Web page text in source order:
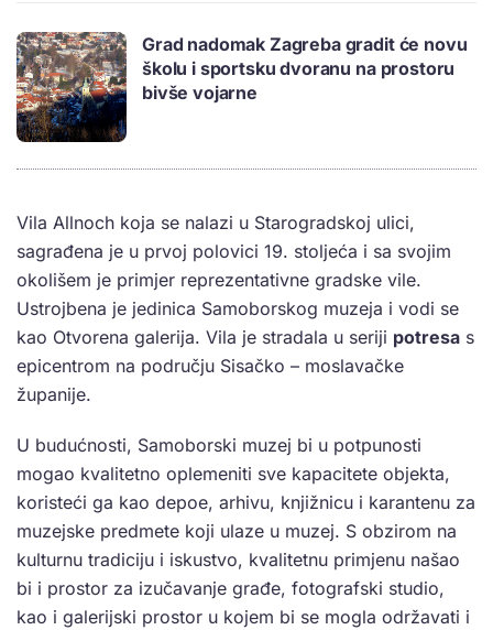
Grad nadomak Zagreba gradit će novu
školu i sportsku dvoranu na prostoru
bivše vojarne
Vila Allnoch koja se nalazi u Starogradskoj ulici,
sagrađena je u prvoj polovici 19. stoljeća i sa svojim
okolišem je primjer reprezentativne gradske vile.
Ustrojbena je jedinica Samoborskog muzeja i vodi se
kao Otvorena galerija. Vila je stradala u seriji potresa s
epicentrom na području Sisačko – moslavačke
županije.
U budućnosti, Samoborski muzej bi u potpunosti
mogao kvalitetno oplemeniti sve kapacitete objekta,
koristeći ga kao depoe, arhivu, knjižnicu i karantenu za
muzejske predmete koji ulaze u muzej. S obzirom na
kulturnu tradiciju i iskustvo, kvalitetnu primjenu našao
bi i prostor za izučavanje građe, fotografski studio,
kao i galerijski prostor u kojem bi se mogla održavati i